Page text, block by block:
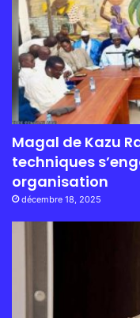
Magal de Kazu
techniques
organisation
décembre 18, 2025